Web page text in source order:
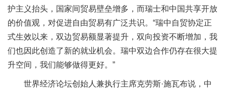
护主义抬头，国家间贸易壁垒增多，而瑞士和中国共享开放
的价值观，对促进自由贸易有广泛共识。“瑞中自贸协定正
式生效以来，双边贸易额显著提升，双向投资不断增加，我
们也因此创造了新的就业机会。瑞中双边合作仍存在很大提
升空间，我们能够做得更好。”
世界经济论坛创始人兼执行主席克劳斯·施瓦布说，中